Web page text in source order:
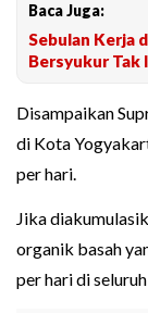
Baca Juga:
Sebulan Kerja
Bersyukur
Disampaikan
di Kota
per hari.
Jika
organik basah
per hari di